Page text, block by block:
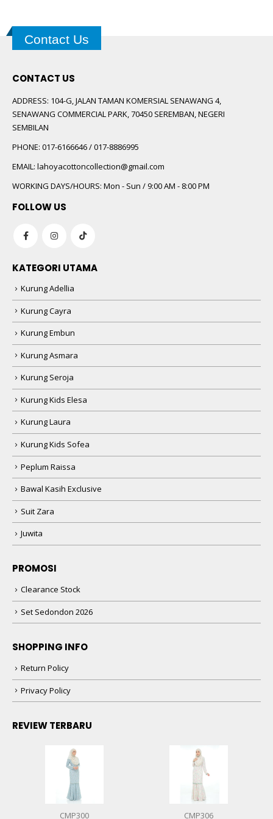
Contact Us
CONTACT US
ADDRESS: 104-G, JALAN TAMAN KOMERSIAL SENAWANG 4,
SENAWANG COMMERCIAL PARK, 70450 SEREMBAN, NEGERI
SEMBILAN
PHONE: 017-6166646 / 017-8886995
EMAIL: lahoyacottoncollection@gmail.com
WORKING DAYS/HOURS: Mon - Sun / 9:00 AM - 8:00 PM
FOLLOW US
KATEGORI UTAMA
Kurung Adellia
Kurung Cayra
Kurung Embun
Kurung Asmara
Kurung Seroja
Kurung Kids Elesa
Kurung Laura
Kurung Kids Sofea
Peplum Raissa
Bawal Kasih Exclusive
Suit Zara
Juwita
PROMOSI
Clearance Stock
Set Sedondon 2026
SHOPPING INFO
Return Policy
Privacy Policy
REVIEW TERBARU
CMP300 CMP306